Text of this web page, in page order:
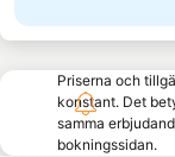
Priserna och
konstant. Det
samma
bokningssidan.